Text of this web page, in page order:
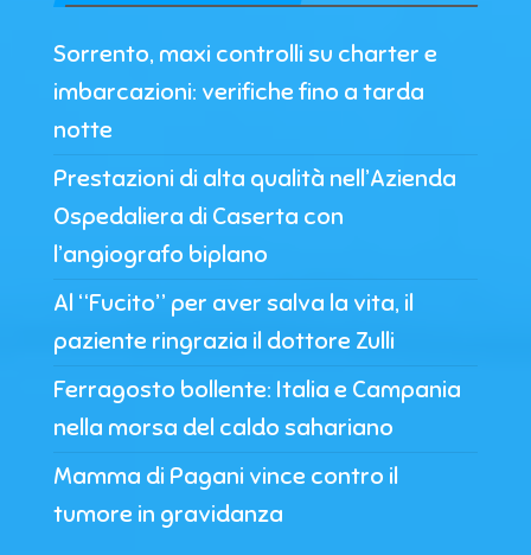
Sorrento, maxi controlli su charter e
imbarcazioni: verifiche fino a tarda
notte
Prestazioni di alta qualità nell’Azienda
Ospedaliera di Caserta con
l’angiografo biplano
Al “Fucito” per aver salva la vita, il
paziente ringrazia il dottore Zulli
Ferragosto bollente: Italia e Campania
nella morsa del caldo sahariano
Mamma di Pagani vince contro il
tumore in gravidanza